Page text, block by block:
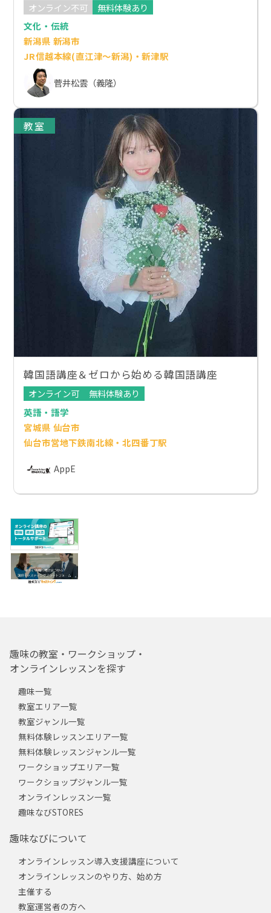
オンライン不可
無料体験あり
文化・伝統
新潟県 新潟市
JR信越本線(直江津～新潟)・新津駅
菅井松雲（義隆）
教室
韓国語講座＆ゼロから始める韓国語講座
オンライン可
無料体験あり
英語・語学
宮城県 仙台市
仙台市営地下鉄南北線・北四番丁駅
AppE
趣味の教室・ワークショップ・
オンラインレッスンを探す
趣味一覧
教室エリア一覧
教室ジャンル一覧
無料体験レッスンエリア一覧
無料体験レッスンジャンル一覧
ワークショップエリア一覧
ワークショップジャンル一覧
オンラインレッスン一覧
趣味なびSTORES
趣味なびについて
オンラインレッスン導入支援講座について
オンラインレッスンのやり方、始め方
主催する
教室運営者の方へ